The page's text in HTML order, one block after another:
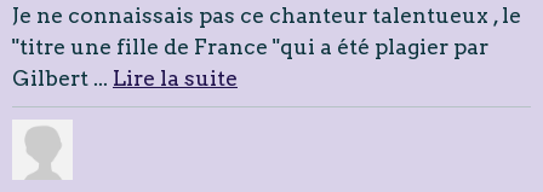
Je ne connaissais pas ce chanteur talentueux , le
"titre une fille de France "qui a été plagier par
Gilbert ... Lire la suite